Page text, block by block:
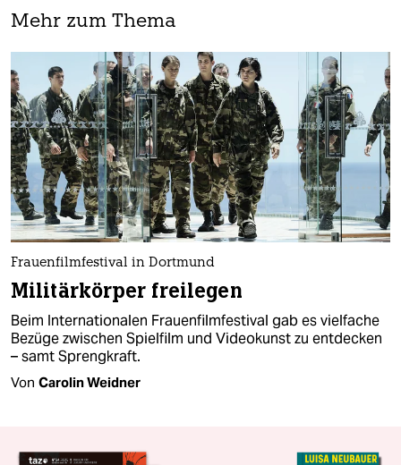
Mehr zum Thema
Frauenfilmfestival in Dortmund
Militärkörper freilegen
Beim Internationalen Frauenfilmfestival gab es vielfache
Bezüge zwischen Spielfilm und Videokunst zu entdecken
– samt Sprengkraft.
Von Carolin Weidner